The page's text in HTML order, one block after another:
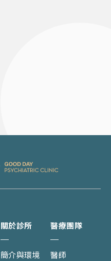
關於診所
簡介與環境
醫療團隊
醫師